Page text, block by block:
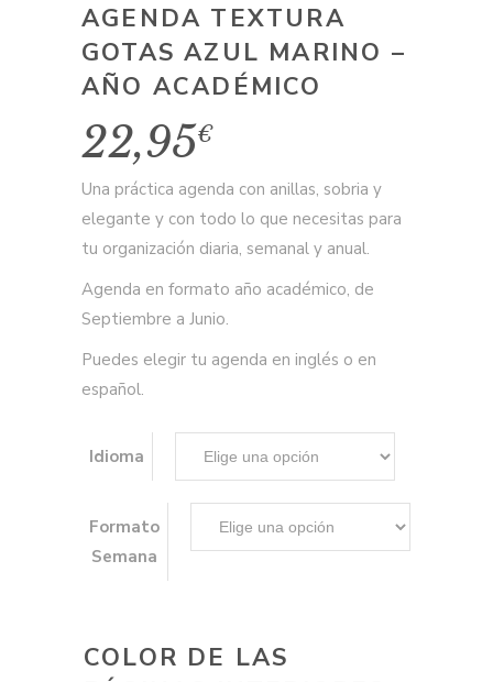
AGENDA TEXTURA
GOTAS AZUL MARINO –
AÑO ACADÉMICO
22,95€
Una práctica agenda con anillas, sobria y
elegante y con todo lo que necesitas para
tu organización diaria, semanal y anual.
Agenda en formato año académico, de
Septiembre a Junio.
Puedes elegir tu agenda en inglés o en
español.
Idioma
Formato
Semana
COLOR DE LAS